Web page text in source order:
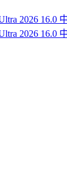
2026 16.0
2026 16.0